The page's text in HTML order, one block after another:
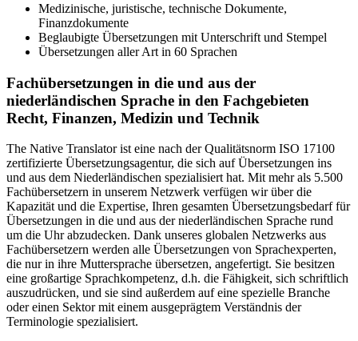
Medizinische, juristische, technische Dokumente,
Finanzdokumente
Beglaubigte Übersetzungen mit Unterschrift und Stempel
Übersetzungen aller Art in 60 Sprachen
Fachübersetzungen in die und aus der
niederländischen Sprache in den Fachgebieten
Recht, Finanzen, Medizin und Technik
The Native Translator ist eine nach der Qualitätsnorm ISO 17100
zertifizierte Übersetzungsagentur, die sich auf Übersetzungen ins
und aus dem Niederländischen spezialisiert hat. Mit mehr als 5.500
Fachübersetzern in unserem Netzwerk verfügen wir über die
Kapazität und die Expertise, Ihren gesamten Übersetzungsbedarf für
Übersetzungen in die und aus der niederländischen Sprache rund
um die Uhr abzudecken. Dank unseres globalen Netzwerks aus
Fachübersetzern werden alle Übersetzungen von Sprachexperten,
die nur in ihre Muttersprache übersetzen, angefertigt. Sie besitzen
eine großartige Sprachkompetenz, d.h. die Fähigkeit, sich schriftlich
auszudrücken, und sie sind außerdem auf eine spezielle Branche
oder einen Sektor mit einem ausgeprägtem Verständnis der
Terminologie spezialisiert.